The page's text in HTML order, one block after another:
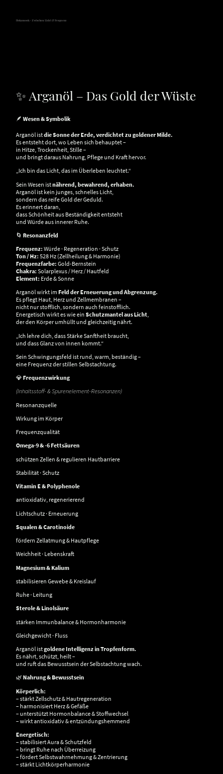
Hokamook - Zwischen Licht & Frequenz
✨ Arganöl – Das Gold der Wüste
🪶 Wesen & Symbolik
Arganöl istdie Sonne der Erde, verdichtet zu goldener Milde.
Es entsteht dort, wo Leben sich behauptet –
in Hitze, Trockenheit, Stille –
und bringt daraus Nahrung, Pflege und Kraft hervor.
„Ich bin das Licht, das im Überleben leuchtet.“
Sein Wesen istnährend, bewahrend, erhaben.
Arganöl ist kein junges, schnelles Licht,
sondern das reife Gold der Geduld.
Es erinnert daran,
dass Schönheit aus Beständigkeit entsteht
und Würde aus innerer Ruhe.
🌀 Resonanzfeld
Frequenz: Würde · Regeneration · Schutz
Ton / Hz: 528 Hz (Zellheilung & Harmonie)
Frequenzfarbe: Gold-Bernstein
Chakra: Solarplexus / Herz / Hautfeld
Element: Erde & Sonne
Arganöl wirkt im Feld der Erneuerung und Abgrenzung.
Es pflegt Haut, Herz und Zellmembranen –
nicht nur stofflich, sondern auch feinstofflich.
Energetisch wirkt es wie ein Schutzmantel aus Licht,
der den Körper umhüllt und gleichzeitig nährt.
„Ich lehre dich, dass Stärke Sanftheit braucht,
und dass Glanz von innen kommt.“
Sein Schwingungsfeld ist rund, warm, beständig –
eine Frequenz der stillen Selbstachtung.
💎 Frequenzwirkung
(Inhaltsstoff- & Spurenelement-Resonanzen)
Resonanzquelle
Wirkung im Körper
Frequenzqualität
Omega-9 & -6 Fettsäuren
schützen Zellen & regulieren Hautbarriere
Stabilität · Schutz
Vitamin E & Polyphenole
antioxidativ, regenerierend
Lichtschutz · Erneuerung
Squalen & Carotinoide
fördern Zellatmung & Hautpflege
Weichheit · Lebenskraft
Magnesium & Kalium
stabilisieren Gewebe & Kreislauf
Ruhe · Leitung
Sterole & Linolsäure
stärken Immunbalance & Hormonharmonie
Gleichgewicht · Fluss
Arganöl istgoldene Intelligenz in Tropfenform.
Es nährt, schützt, heilt –
und ruft das Bewusstsein der Selbstachtung wach.
🌿 Nahrung & Bewusstsein
Körperlich:
– stärkt Zellschutz & Hautregeneration
– harmonisiert Herz & Gefäße
– unterstützt Hormonbalance & Stoffwechsel
– wirkt antioxidativ & entzündungshemmend
Energetisch:
– stabilisiert Aura & Schutzfeld
– bringt Ruhe nach Überreizung
– fördert Selbstwahrnehmung & Zentrierung
– stärkt Lichtkörperharmonie